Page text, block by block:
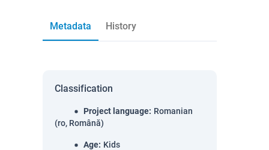
Metadata History
Classification
Project language: Romanian
(ro, Română)
Age: Kids